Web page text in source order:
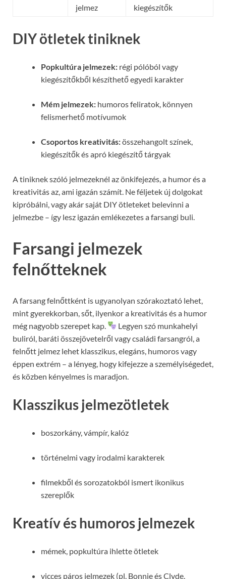
jelmez
kiegészítők
DIY ötletek tiniknek
Popkultúra jelmezek: régi pólóból vagy
kiegészítőkből készíthető egyedi karakter
Mém jelmezek: humoros feliratok, könnyen
felismerhető motívumok
Csoportos kreativitás:összehangolt színek,
kiegészítők és apró kiegészítő tárgyak
A tiniknek szóló jelmezeknél az önkifejezés, a humor és a
kreativitás az, ami igazán számít. Ne féljetek új dolgokat
kipróbálni, vagy akár saját DIY ötleteket belevinni a
jelmezbe – így lesz igazán emlékezetes a farsangi buli.
Farsangi jelmezek
felnőtteknek
A farsang felnőttként is ugyanolyan szórakoztató lehet,
mint gyerekkorban, sőt, ilyenkor a kreativitás és a humor
még nagyobb szerepet kap.
Legyen szó munkahelyi
buliról, baráti összejövetelről vagy családi farsangról, a
felnőtt jelmez lehet klasszikus, elegáns, humoros vagy
éppen extrém – a lényeg, hogy kifejezze a személyiségedet,
és közben kényelmes is maradjon.
Klasszikus jelmezötletek
boszorkány, vámpír, kalóz
történelmi vagy irodalmi karakterek
filmekből és sorozatokból ismert ikonikus
szereplők
Kreatív és humoros jelmezek
mémek, popkultúra ihlette ötletek
vicces páros jelmezek (pl. Bonnie és Clyde,